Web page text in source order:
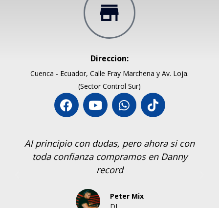
Direccion:
Cuenca - Ecuador, Calle Fray Marchena y Av. Loja.
(Sector Control Sur)
Al principio con dudas, pero ahora si con
toda confianza compramos en Danny
record
Peter Mix